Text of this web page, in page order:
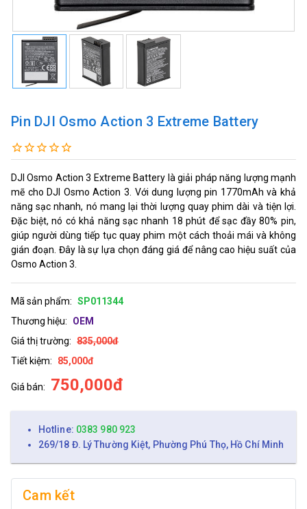
Pin DJI Osmo Action 3 Extreme Battery
DJI Osmo Action 3 Extreme Battery là giải pháp năng lượng mạnh
mẽ cho DJI Osmo Action 3. Với dung lượng pin 1770mAh và khả
năng sạc nhanh, nó mang lại thời lượng quay phim dài và tiện lợi.
Đặc biệt, nó có khả năng sạc nhanh 18 phút để sạc đầy 80% pin,
giúp người dùng tiếp tục quay phim một cách thoải mái và không
gián đoạn. Đây là sự lựa chọn đáng giá để nâng cao hiệu suất của
Osmo Action 3.
Mã sản phẩm: SP011344
Thương hiệu:
OEM
Giá thị trường: 835,000đ
Tiết kiệm:
85,000đ
Giá bán: 750,000đ
Hotline: 0383 980 923
269/18 Đ. Lý Thường Kiệt, Phường Phú Thọ, Hồ Chí Minh
Cam kết